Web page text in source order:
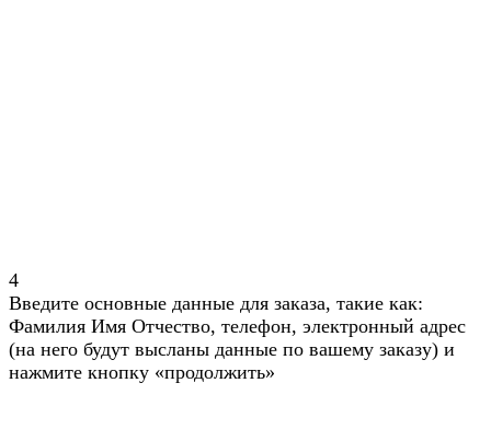
4
Введите основные данные для заказа, такие как:
Фамилия Имя Отчество, телефон, электронный адрес
(на него будут высланы данные по вашему заказу) и
нажмите кнопку «продолжить»